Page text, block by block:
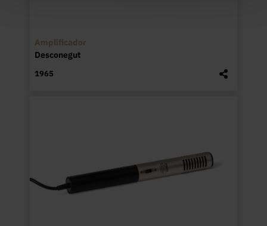
Amplificador
Desconegut
1965